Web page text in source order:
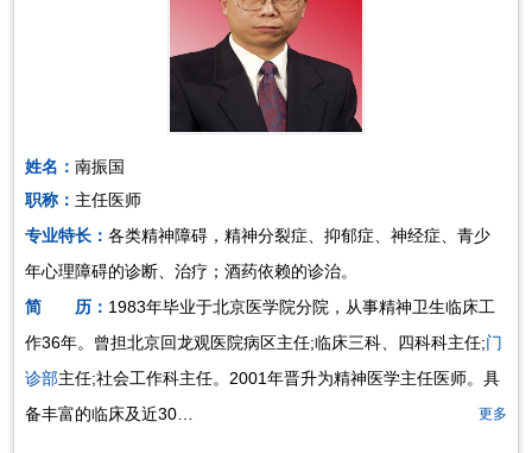
教育培训
健康科普
合作支援
姓名：南振国
职称： 主任医师
专业特长：各类精神障碍，精神分裂症、抑郁症、神经症、青少
年心理障碍的诊断、治疗；酒药依赖的诊治。
简 历： 1983年毕业于北京医学院分院，从事精神卫生临床工
作36年。曾担北京回龙观医院病区主任;临床三科、四科科主任;门
诊部主任;社会工作科主任。2001年晋升为精神医学主任医师。具
备丰富的临床及近30…
更多